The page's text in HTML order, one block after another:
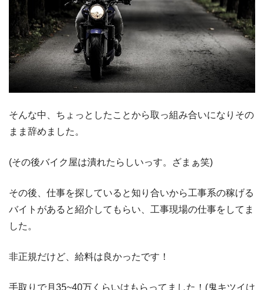
そんな中、ちょっとしたことから取っ組み合いになりその
まま辞めました。
(その後バイク屋は潰れたらしいっす。ざまぁ笑)
その後、仕事を探していると知り合いから工事系の稼げる
バイトがあると紹介してもらい、工事現場の仕事をしてま
した。
非正規だけど、給料は良かったです！
手取りで月35~40万くらいはもらってました！(鬼キツイけ